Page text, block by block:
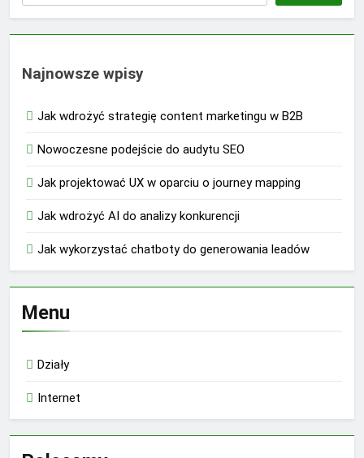
Najnowsze wpisy
Jak wdrożyć strategię content marketingu w B2B
Nowoczesne podejście do audytu SEO
Jak projektować UX w oparciu o journey mapping
Jak wdrożyć AI do analizy konkurencji
Jak wykorzystać chatboty do generowania leadów
Menu
Działy
Internet